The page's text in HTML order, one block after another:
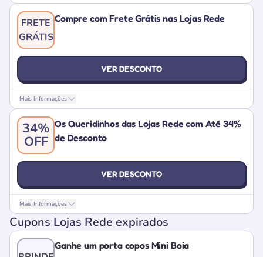
FRETE
GRÁTIS
Compre com Frete Grátis nas Lojas Rede
VER DESCONTO
Mais Informações
34%
OFF
Os Queridinhos das Lojas Rede com Até 34%
de Desconto
VER DESCONTO
Mais Informações
Cupons Lojas Rede expirados
Ganhe um porta copos Mini Boia